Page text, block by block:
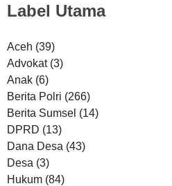
Label Utama
Aceh (39)
Advokat (3)
Anak (6)
Berita Polri (266)
Berita Sumsel (14)
DPRD (13)
Dana Desa (43)
Desa (3)
Hukum (84)